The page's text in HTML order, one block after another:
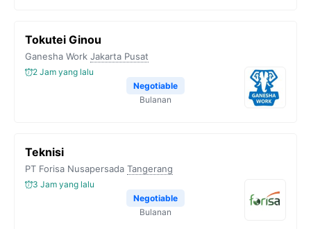
Tokutei Ginou
Ganesha Work Jakarta Pusat
2 Jam yang lalu
Negotiable
Bulanan
Teknisi
PT Forisa Nusapersada Tangerang
3 Jam yang lalu
Negotiable
Bulanan